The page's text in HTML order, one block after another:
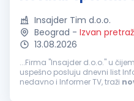
Insajder Tim d.o.o.
Beograd - Izvan
13.08.2026
...Firma "Insajder d.o.o." u
uspešno posluju dnevni list
nedavno i Informer TV, traži